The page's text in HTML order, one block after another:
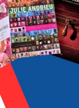
15,00